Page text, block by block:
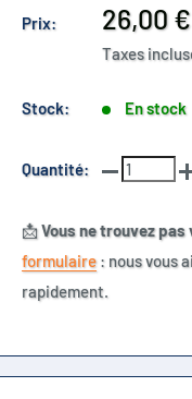
Prix:
Prix
réduit
26,00 €
Taxes
Stock: En stock
Quantité:
📩Vous ne trouvez pas
formulaire : nous vous
rapidement.